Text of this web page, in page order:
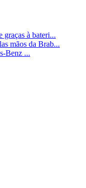
à bateri...
mãos da Brab...
Benz ...